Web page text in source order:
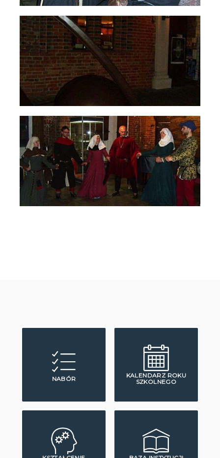
NABÓR
KALENDARZ ROKU
SZKOLNEGO